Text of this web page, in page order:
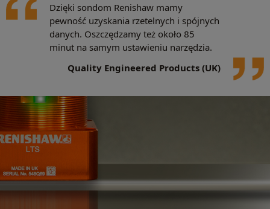
Dzięki sondom Renishaw mamy
pewność uzyskania rzetelnych i spójnych
danych. Oszczędzamy też około 85
minut na samym ustawieniu narzędzia.
Quality Engineered Products (UK)